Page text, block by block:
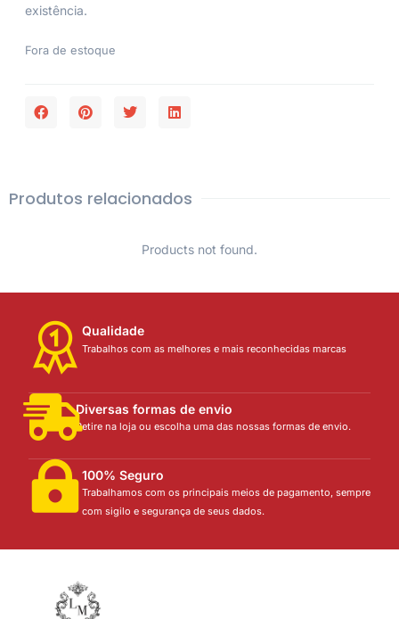
existência.
Fora de estoque
Produtos relacionados
Products not found.
Qualidade
Trabalhos com as melhores e mais reconhecidas marcas
Diversas formas de envio
Retire na loja ou escolha uma das nossas formas de envio.
100% Seguro
Trabalhamos com os principais meios de pagamento, sempre
com sigilo e segurança de seus dados.